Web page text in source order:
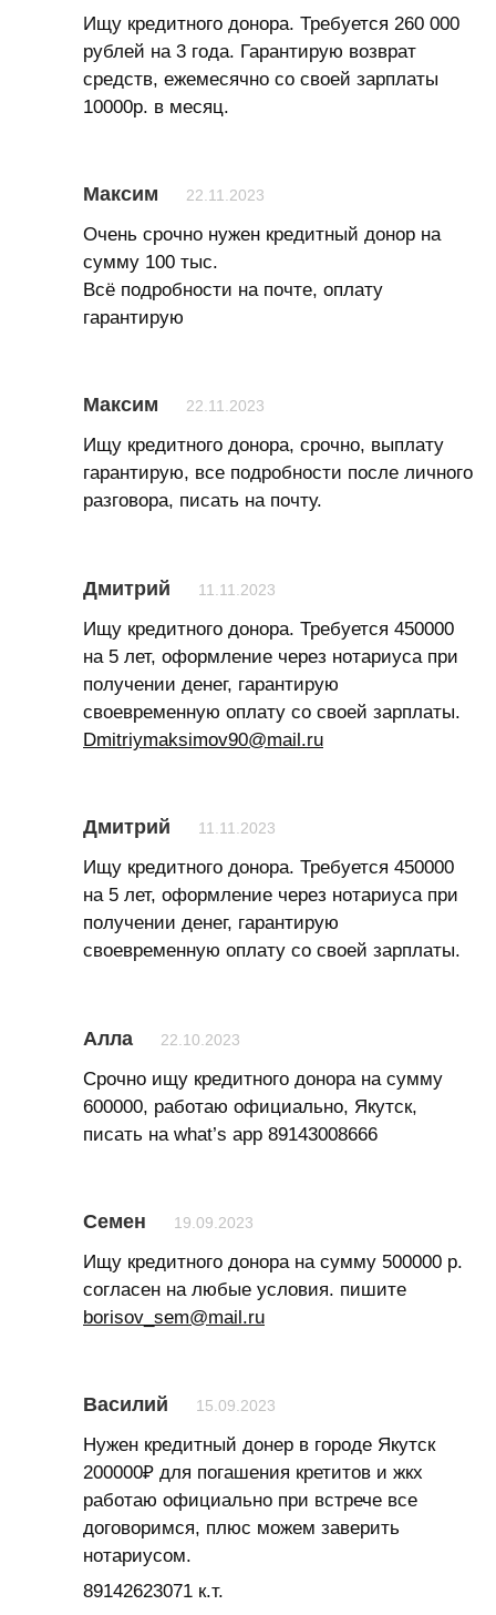
Ищу кредитного донора. Требуется 260 000
рублей на 3 года. Гарантирую возврат
средств, ежемесячно со своей зарплаты
10000р. в месяц.
Максим 22.11.2023
Очень срочно нужен кредитный донор на
сумму 100 тыс.
Всё подробности на почте, оплату
гарантирую
Максим 22.11.2023
Ищу кредитного донора, срочно, выплату
гарантирую, все подробности после личного
разговора, писать на почту.
Дмитрий 11.11.2023
Ищу кредитного донора. Требуется 450000
на 5 лет, оформление через нотариуса при
получении денег, гарантирую
своевременную оплату со своей зарплаты.
Dmitriymaksimov90@mail.ru
Дмитрий 11.11.2023
Ищу кредитного донора. Требуется 450000
на 5 лет, оформление через нотариуса при
получении денег, гарантирую
своевременную оплату со своей зарплаты.
Алла 22.10.2023
Срочно ищу кредитного донора на сумму
600000, работаю официально, Якутск,
писать на what’s app 89143008666
Семен 19.09.2023
Ищу кредитного донора на сумму 500000 р.
согласен на любые условия. пишите
borisov_sem@mail.ru
Василий 15.09.2023
Нужен кредитный донер в городе Якутск
200000₽ для погашения кретитов и жкх
работаю официально при встрече все
договоримся, плюс можем заверить
нотариусом.
89142623071 к.т.